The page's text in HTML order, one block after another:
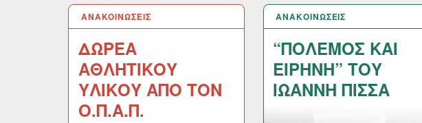
ΑΝΑΚΟΙΝΩΣΕΙΣ
ΔΩΡΕΑ
ΑΘΛΗΤΙΚΟΥ
ΥΛΙΚΟΥ ΑΠΟ ΤΟΝ
Ο.Π.Α.Π.
15 ΙΑΝ 2024 ΑΝΑΚΟΙΝΩΣΕΙΣ
“ΠΟΛΕΜΟΣ ΚΑΙ
ΕΙΡΗΝΗ” ΤΟΥ
ΙΩΑΝΝΗ ΠΙΣΣΑ
10 ΙΑΝ 2024